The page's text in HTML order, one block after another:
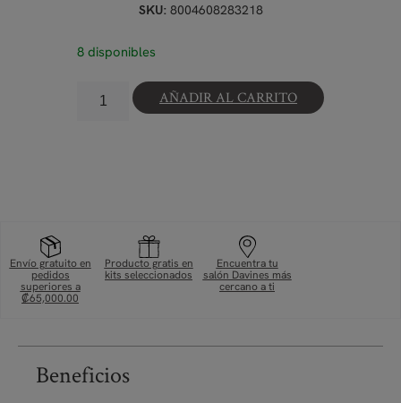
SKU: 8004608283218
8 disponibles
AÑADIR AL CARRITO
Envío gratuito en
pedidos
superiores a
₡65,000.00
Producto gratis en
kits seleccionados
Encuentra tu
salón Davines más
cercano a ti
Beneficios